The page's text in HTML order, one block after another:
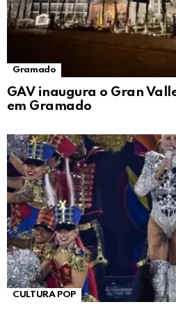
Gramado
GAV inaugura o Gran
em Gramado
CULTURA POP